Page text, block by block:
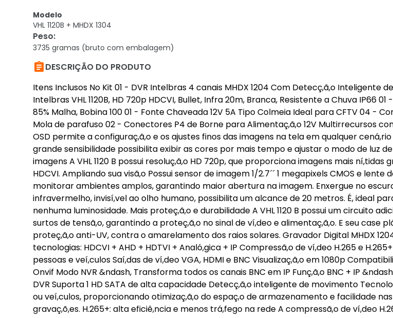
Modelo
VHL 1120B + MHDX 1304
Peso:
3735 gramas (bruto com embalagem)
DESCRIÇÃO DO PRODUTO
Itens Inclusos No Kit 01 - DVR Intelbras 4 canais MHDX 1204 Com Detecç,ã,o Inteligente
Intelbras VHL 1120B, HD 720p HDCVI, Bullet, Infra 20m, Branca, Resistente a Chuva IP66
85% Malha, Bobina 100 01 - Fonte Chaveada 12V 5A Tipo Colmeia Ideal para CFTV 04 -
Mola de parafuso 02 - Conectores P4 de Borne para Alimentaç,ã,o 12V Multirrecursos
OSD permite a configuraç,ã,o e os ajustes finos das imagens na tela em qualquer cená,rio
grande sensibilidade possibilita exibir as cores por mais tempo e ajustar o modo de luz
imagens A VHL 1120 B possui resoluç,ã,o HD 720p, que proporciona imagens mais ní,tidas
HDCVI. Ampliando sua visã,o Possui sensor de imagem 1/2.7´´ 1 megapixels CMOS e lente
monitorar ambientes amplos, garantindo maior abertura na imagem. Enxergue no
infravermelho, invisí,vel ao olho humano, possibilita um alcance de 20 metros. É, ideal
nenhuma luminosidade. Mais proteç,ã,o e durabilidade A VHL 1120 B possui um circuito
surtos de tensã,o, garantindo a proteç,ã,o no sinal de ví,deo e alimentaç,ã,o. E seu case
proteç,ã,o anti-UV, contra o amarelamento dos raios solares. Gravador Digital MHDX
tecnologias: HDCVI + AHD + HDTVI + Analó,gica + IP Compressã,o de ví,deo H.265 e
pessoas e veí,culos Saí,das de ví,deo VGA, HDMI e BNC Visualizaç,ã,o em 1080p
Onvif Modo NVR &ndash, Transforma todos os canais BNC em IP Funç,ã,o BNC + IP
DVR Suporta 1 HD SATA de alta capacidade Detecç,ã,o inteligente de movimento
ou veí,culos, proporcionando otimizaç,ã,o do espaç,o de armazenamento e facilidade
gravaç,õ,es. H.265+: alta eficiê,ncia e menos trá,fego na rede A compressã,o de ví,deo